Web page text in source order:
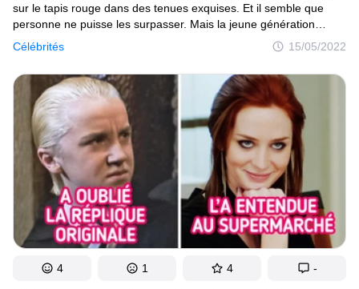
Célébrités 15/05/2022
sur le tapis rouge dans des tenues exquises. Et il semble que
personne ne puisse les surpasser. Mais la jeune génération
d’actrices qui est en train d’arriver à Hollywood serait clairement
4 1 4 -